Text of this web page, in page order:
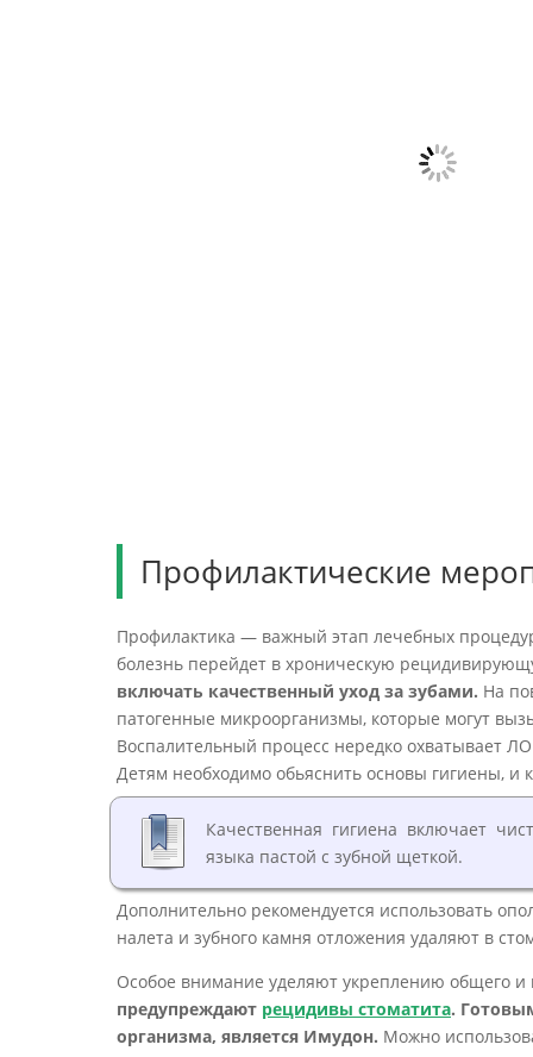
Профилактические
Профилактика — важный этап лечебных
болезнь перейдет в хроническую
включать качественный уход за зубами. На
патогенные микроорганизмы, которые могут
Воспалительный процесс нередко охватывает
Детям необходимо обьяснить основы гигиены, и
Качественная гигиена включает
языка пастой с зубной щеткой.
Дополнительно рекомендуется использовать
налета и зубного камня отложения удаляют в
Особое внимание уделяют укреплению общего и
предупреждают рецидивы стоматита.
организма, является Имудон. Можно